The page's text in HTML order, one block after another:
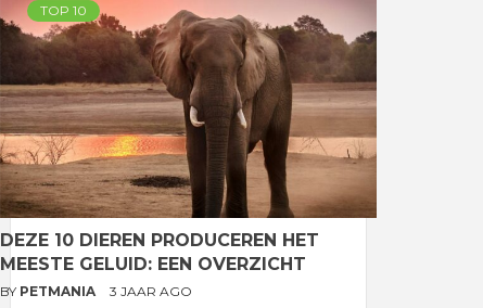
TOP 10
DEZE 10 DIEREN PRODUCEREN HET
MEESTE GELUID: EEN OVERZICHT
BY PETMANIA 3 JAAR AGO